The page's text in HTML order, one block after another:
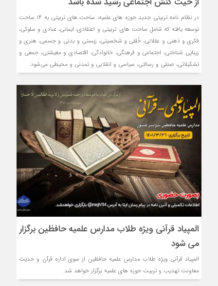
در نظام نامه تربیتی جدید حوزه های علمیه، ساحت های تربیتی به ۱۴ ساحت
توسعه یافته که شامل ساحت های: تربیتی و اعتقادی، ایمانی، عبادی و سلوکی،
فکری و ذهنی و عقلانی، خُلقی و شخصیتی، زیستی و بدنی و جسمی، هنری و
زیبایی شناختی، اجتماعی و فرهنگی، خانوادگی، اقتصادی و معیشتی، جمعی و
تشکیلاتی، صنفی و رسالتی، سیاسی و انقلابی و تمدنی و محیطی می‌شود.
المپیاد قرآنی ویژه طلاب مدارس علمیه حافظین برگزار
می شود
المپیاد قرآنی ویژه طلاب مدارس علمیه حافظین از سوی اداره قرآن و حدیث
معاونت تهذیب و تربیت حوزه های علمیه برگزار خواهد شد.